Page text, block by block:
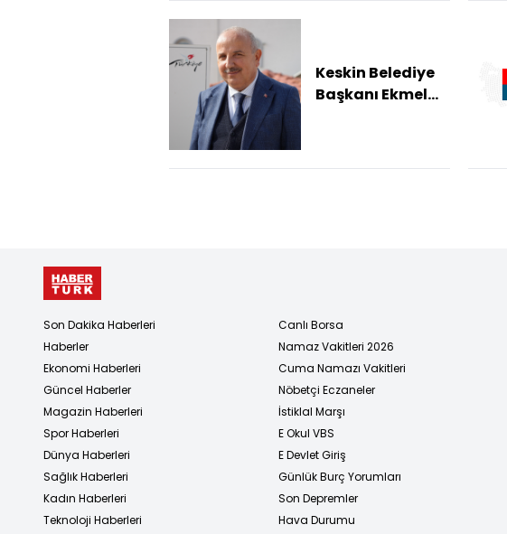
Keskin Belediye
Başkanı Ekmel
Son Dakika Haberleri
Haberler
Ekonomi Haberleri
Güncel Haberler
Magazin Haberleri
Spor Haberleri
Dünya Haberleri
Sağlık Haberleri
Kadın Haberleri
Teknoloji Haberleri
Canlı Borsa
Namaz Vakitleri 2026
Cuma Namazı Vakitleri
Nöbetçi Eczaneler
İstiklal Marşı
E Okul VBS
E Devlet Giriş
Günlük Burç Yorumları
Son Depremler
Hava Durumu